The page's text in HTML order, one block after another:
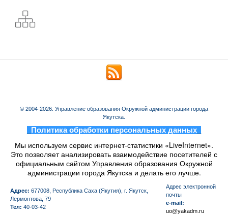
© 2004-2026. Управление образования Окружной администрации города
Якутска.
Политика обработки персональных данных
Мы используем сервис интернет-статистики «LiveInternet».
Это позволяет анализировать взаимодействие посетителей с
официальным сайтом Управления образования Окружной
администрации города Якутска и делать его лучше.
Адрес: 677008, Республика Саха (Якутия), г. Якутск,
Лермонтова, 79
Тел: 40-03-42
Aдрес электронной
почты
e-mail:
uo@yakadm.ru